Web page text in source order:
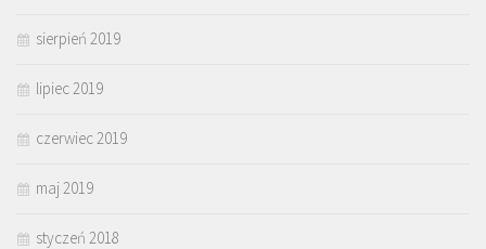
sierpień 2019
lipiec 2019
czerwiec 2019
maj 2019
styczeń 2018